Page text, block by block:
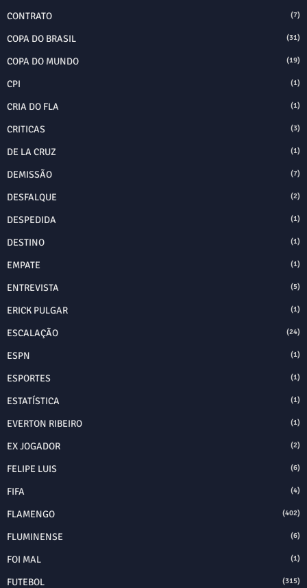
CONTRATO (7)
COPA DO BRASIL (31)
COPA DO MUNDO (19)
CPI (1)
CRIA DO FLA (1)
CRITICAS (3)
DE LA CRUZ (1)
DEMISSÃO (7)
DESFALQUE (2)
DESPEDIDA (1)
DESTINO (1)
EMPATE (1)
ENTREVISTA (5)
ERICK PULGAR (1)
ESCALAÇÃO (24)
ESPN (1)
ESPORTES (1)
ESTATÍSTICA (1)
EVERTON RIBEIRO (1)
EX JOGADOR (2)
FELIPE LUIS (6)
FIFA (4)
FLAMENGO (402)
FLUMINENSE (6)
FOI MAL (1)
FUTEBOL (315)